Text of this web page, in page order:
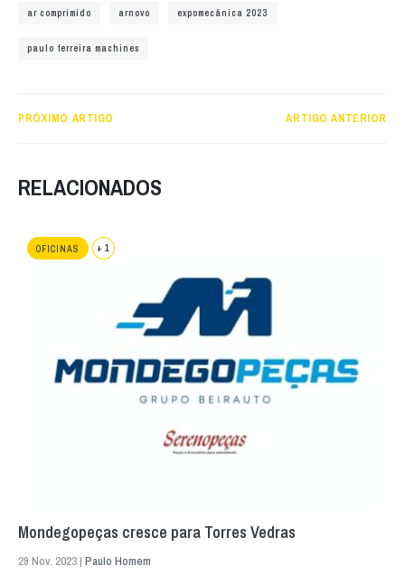
ar comprimido arnovo expomecânica 2023
paulo ferreira machines
PRÓXIMO ARTIGO ARTIGO ANTERIOR
RELACIONADOS
OFICINAS + 1
Mondegopeças cresce para Torres Vedras
29 Nov. 2023 | Paulo Homem